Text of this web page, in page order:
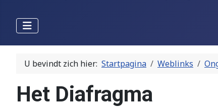
U bevindt zich hier: Startpagina Weblinks
Het Diafragma